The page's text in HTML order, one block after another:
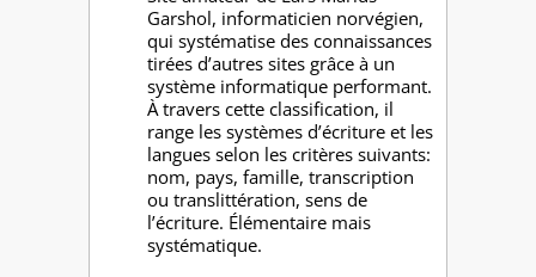
Garshol, informaticien norvégien,
qui systématise des connaissances
tirées d’autres sites grâce à un
système informatique performant.
À travers cette classification, il
range les systèmes d’écriture et les
langues selon les critères suivants:
nom, pays, famille, transcription
ou translittération, sens de
l’écriture. Élémentaire mais
systématique.